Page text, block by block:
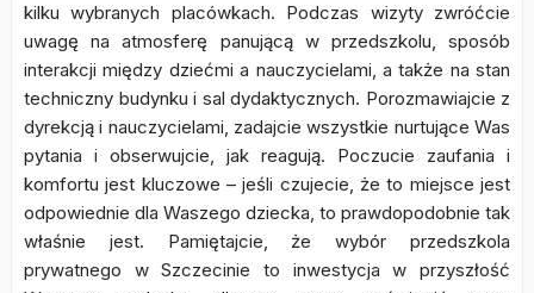
kilku wybranych placówkach. Podczas wizyty zwróćcie
uwagę na atmosferę panującą w przedszkolu, sposób
interakcji między dziećmi a nauczycielami, a także na stan
techniczny budynku i sal dydaktycznych. Porozmawiajcie z
dyrekcją i nauczycielami, zadajcie wszystkie nurtujące Was
pytania i obserwujcie, jak reagują. Poczucie zaufania i
komfortu jest kluczowe – jeśli czujecie, że to miejsce jest
odpowiednie dla Waszego dziecka, to prawdopodobnie tak
właśnie jest. Pamiętajcie, że wybór przedszkola
prywatnego w Szczecinie to inwestycja w przyszłość